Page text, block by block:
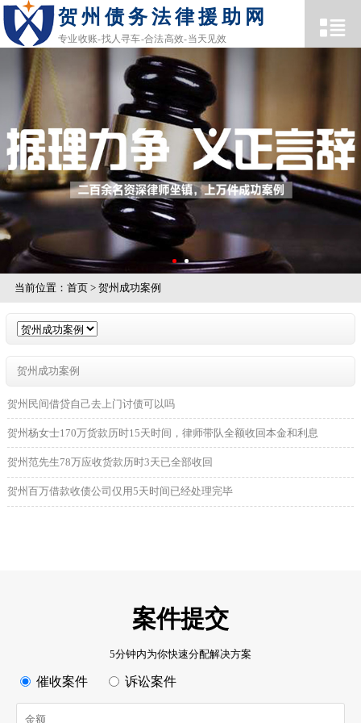
贺州债务法律援助网
专业收账-找人寻车-合法高效-当天见效
当前位置： 首页> 贺州成功案例
贺州成功案例
贺州民间借贷自己去上门讨债可以吗
贺州杨女士170万货款历时15天时间，律师带队全额收回本金和利息
贺州范先生78万应收货款历时3天已全部收回
贺州百万借款收债公司仅用5天时间已经处理完毕
案件提交
5分钟内为你快速分配解决方案
催收案件 诉讼案件